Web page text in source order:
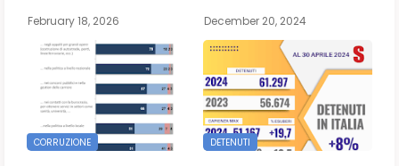
February 18, 2026 December 20, 2024
CORRUZIONE DETENUTI